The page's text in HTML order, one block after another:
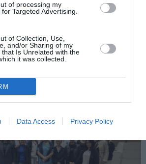
of processing my
Targeted Advertising.
of Collection, Use,
and/or Sharing of my
that Is Unrelated with the
it was collected.
Data Access Privacy Policy
a concediat un
rus de la Scala: „Nu l-a
DORI DE